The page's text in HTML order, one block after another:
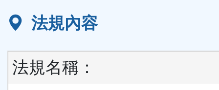
法規內容
法規名稱：